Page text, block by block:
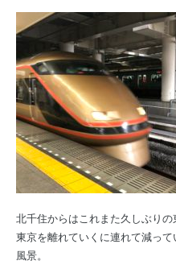
北千住からはこれまた久しぶりの
東京を離れていくに連れて減っ
風景。